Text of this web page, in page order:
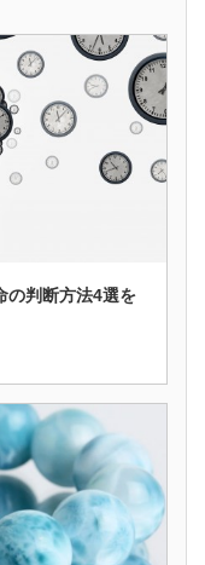
の判断方法4選を